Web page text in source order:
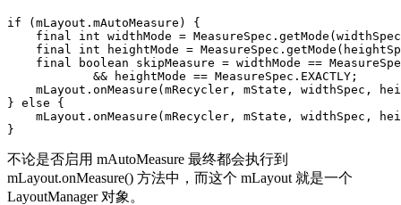
if (mLayout . mAutoMeasure )
{
final
int widthMode = MeasureSpec . getMode (widthSpec
final
int heightMode = MeasureSpec . getMode (
final
boolean skipMeasure = widthMode ==
&&
heightMode == MeasureSpec . EXACTLY ;
mLayout . onMeasure (mRecycler , mState , widthSpec ,
} else
{
mLayout . onMeasure (mRecycler , mState , widthSpec ,
}
不论是否启用 mAutoMeasure 最终都会执行到
mLayout.onMeasure() 方法中，而这个 mLayout 就是一个
LayoutManager 对象。